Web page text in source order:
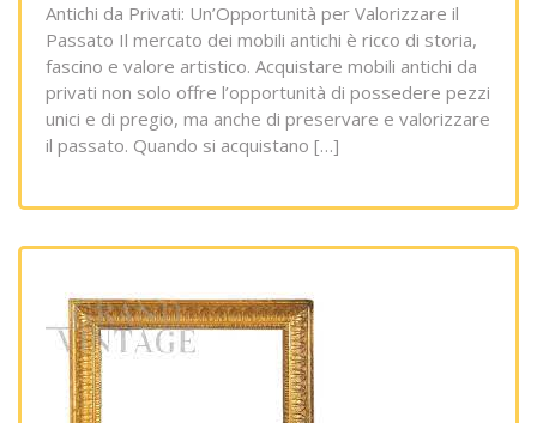
Antichi da Privati: Un’Opportunità per Valorizzare il
Passato Il mercato dei mobili antichi è ricco di storia,
fascino e valore artistico. Acquistare mobili antichi da
privati non solo offre l’opportunità di possedere pezzi
unici e di pregio, ma anche di preservare e valorizzare
il passato. Quando si acquistano […]